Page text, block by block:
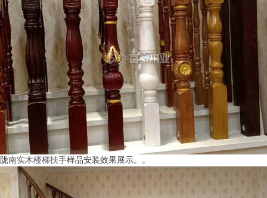
陇南实木楼梯扶手样品安装效果展示。。